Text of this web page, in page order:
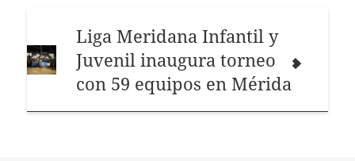
Liga Meridana Infantil y
Juvenil inaugura torneo
con 59 equipos en Mérida